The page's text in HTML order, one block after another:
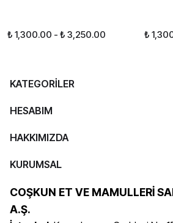
₺ 1,300.00 - ₺ 3,250.00 ₺
KATEGORİLER
HESABIM
HAKKIMIZDA
KURUMSAL
COŞKUN ET VE MAMULLERİ
A.Ş.